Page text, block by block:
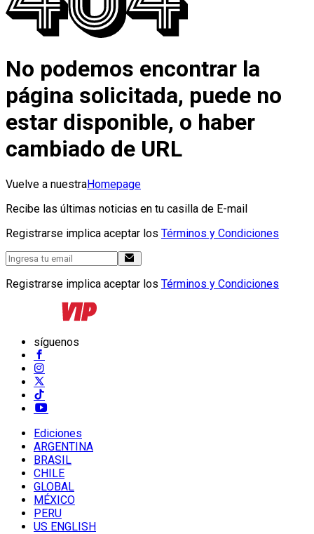
No podemos encontrar la
página solicitada, puede no
estar disponible, o haber
cambiado de URL
Vuelve a nuestraHomepage
Recibe las últimas noticias en tu casilla de E-mail
Registrarse implica aceptar los Términos y Condiciones
Registrarse implica aceptar los Términos y Condiciones
síguenos
Ediciones
ARGENTINA
BRASIL
CHILE
GLOBAL
MÉXICO
PERU
US ENGLISH